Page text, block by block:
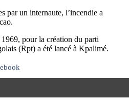
par un internaute, l’incendie a
pour la création du parti
(Rpt) a été lancé à Kpalimé.